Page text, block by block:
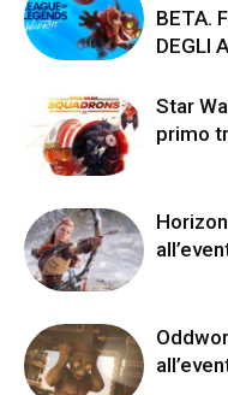
BETA.
DEGLI
Star
primo